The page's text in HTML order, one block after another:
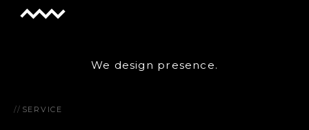
We design presence.
// SERVICE